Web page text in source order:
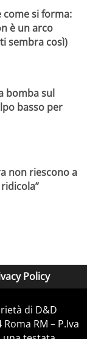
come si forma:
è un arco
sembra così)
bomba sul
basso per
non riescono a
Policy
di D&D
RM – P.Iva